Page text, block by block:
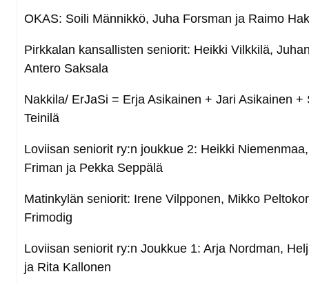
OKAS: Soili Männikkö, Juha Forsman ja Raimo
Pirkkalan kansallisten seniorit: Heikki Vilkkilä,
Antero Saksala
Nakkila/ ErJaSi = Erja Asikainen + Jari Asikainen +
Teinilä
Loviisan seniorit ry:n joukkue 2: Heikki
Friman ja Pekka Seppälä
Matinkylän seniorit: Irene Vilpponen, Mikko
Frimodig
Loviisan seniorit ry:n Joukkue 1: Arja Nordman,
ja Rita Kallonen